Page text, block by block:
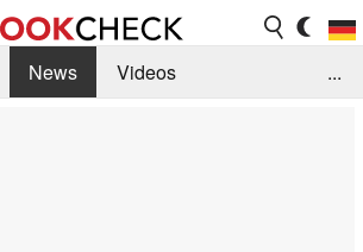
News
Videos
...